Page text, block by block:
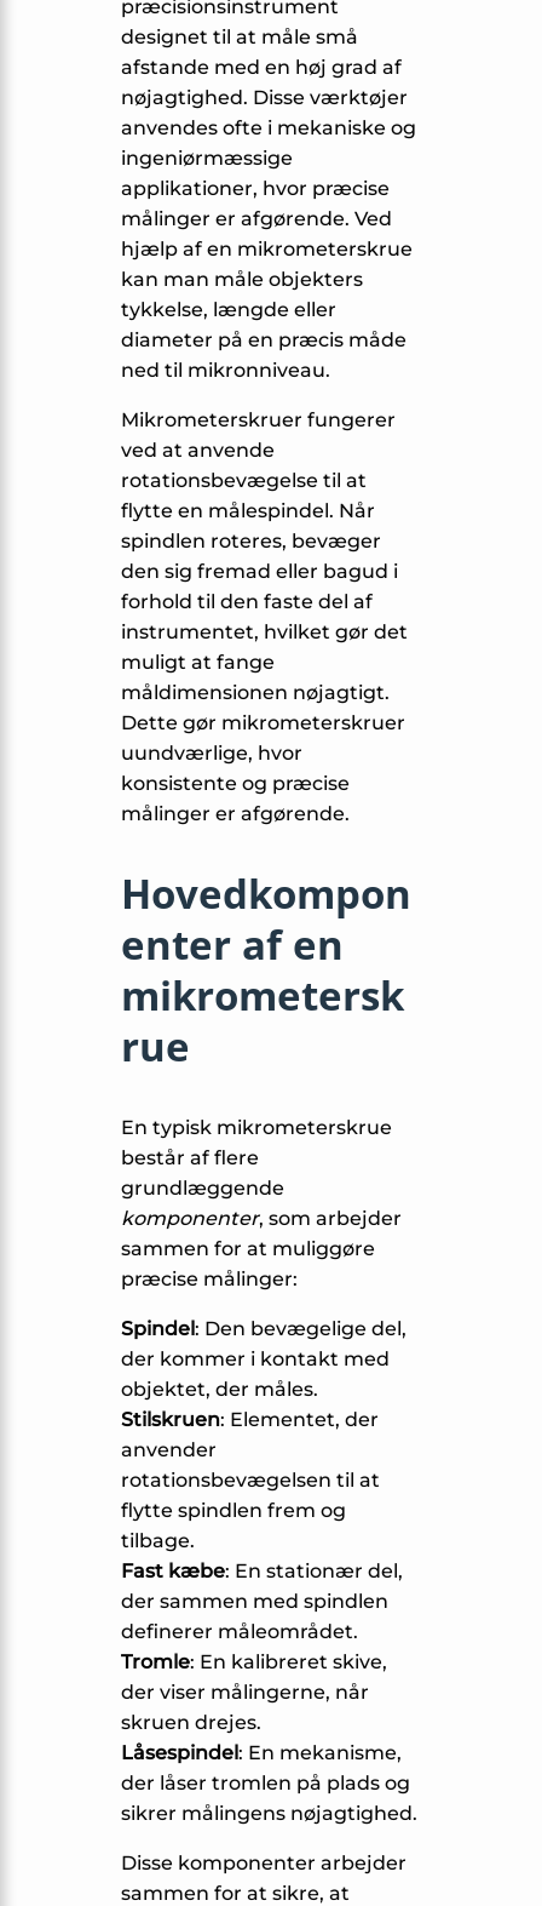
præcisionsinstrument
designet til at måle små
afstande med en høj grad af
nøjagtighed. Disse værktøjer
anvendes ofte i mekaniske og
ingeniørmæssige
applikationer, hvor præcise
målinger er afgørende. Ved
hjælp af en mikrometerskrue
kan man måle objekters
tykkelse, længde eller
diameter på en præcis måde
ned til mikronniveau.
Mikrometerskruer fungerer
ved at anvende
rotationsbevægelse til at
flytte en målespindel. Når
spindlen roteres, bevæger
den sig fremad eller bagud i
forhold til den faste del af
instrumentet, hvilket gør det
muligt at fange
måldimensionen nøjagtigt.
Dette gør mikrometerskruer
uundværlige, hvor
konsistente og præcise
målinger er afgørende.
Hovedkompon
enter af en
mikrometersk
rue
En typisk mikrometerskrue
består af flere
grundlæggende
komponenter, som arbejder
sammen for at muliggøre
præcise målinger:
Spindel: Den bevægelige del,
der kommer i kontakt med
objektet, der måles.
Stilskruen: Elementet, der
anvender
rotationsbevægelsen til at
flytte spindlen frem og
tilbage.
Fast kæbe: En stationær del,
der sammen med spindlen
definerer måleområdet.
Tromle: En kalibreret skive,
der viser målingerne, når
skruen drejes.
Låsespindel: En mekanisme,
der låser tromlen på plads og
sikrer målingens nøjagtighed.
Disse komponenter arbejder
sammen for at sikre, at